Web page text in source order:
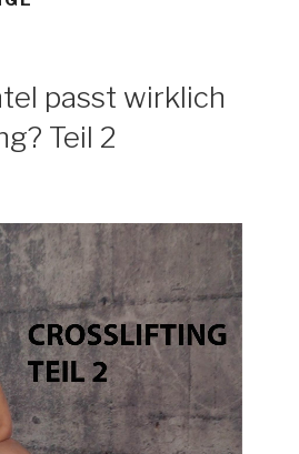
passt wirklich
Teil 2